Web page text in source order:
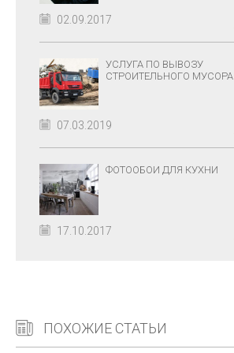
02.09.2017
УСЛУГА ПО ВЫВОЗУ
СТРОИТЕЛЬНОГО МУСОРА
07.03.2019
ФОТООБОИ ДЛЯ КУХНИ
17.10.2017
ПОХОЖИЕ СТАТЬИ